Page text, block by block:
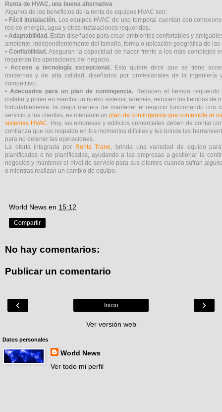
Renta de HVAC, una buena alternativa
Algunos de los beneficios de la renta de equipos HVAC son:
• Fácil instalación.Los equipos HVAC de uso temporal cuentan con
red de energía, agua y otras instalaciones requeridas.
•Adaptabilidad. Están diseñados para crear ambientes confortables y
ambiente, independientemente del tamaño, forma o ubicación geográfica de las
•Confiabilidad. Aseguran la capacidad de hacer frente a los más complejos
requieran las operaciones del negocio.
• Acceso a tecnología excepcional. Esto quiere decir que se tiene
modernos y de alta calidad, diseñados por profesionales de la ingeniería
competitivo.
• Adecuados para un plan de contingencia. Reducen el tiempo requerido
instalar y poner en marcha un nuevo sistema; además, reducen los tiempos de
Indudablemente, la mejor manera de mantener el negocio funcionando con
servicio a los clientes, es mediante unplan de contingencia que contemple el
sistemas HVAC. Hoy, las empresas y edificios comerciales deben de contar
confianza que los respalde en los momentos difíciles y les brinde las
para no detener las operaciones.
La oferta integrada por
Renta Trane, brinda una variedad de equipo
planificadas o no planificadas, ayudando a las empresas a gestionar la
negocios y mantener el nivel de servicio para sus clientes cuando sufran
o mientras realizan un cambio de equipo.
World News en 15:12
Compartir
No hay comentarios:
Publicar un comentario
‹ ›
Inicio
Ver versión web
Datos personales
World News
Ver todo mi perfil